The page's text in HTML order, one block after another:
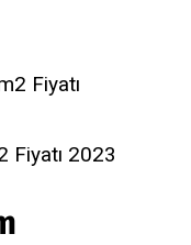
Fiyatı 2023